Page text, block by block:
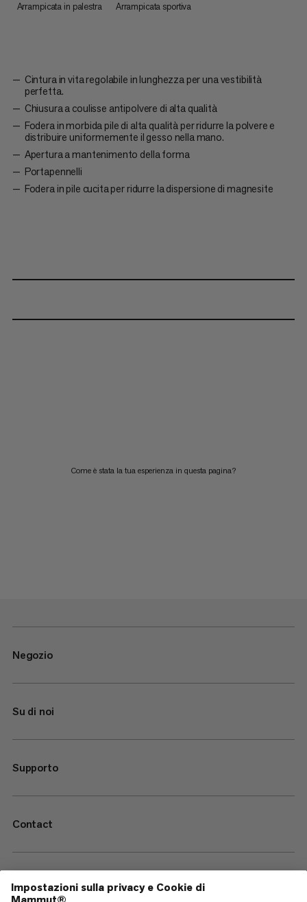
Arrampicata in palestra Arrampicata sportiva
Cintura in vita regolabile in lunghezza per una vestibilità
perfetta.
Chiusura a coulisse antipolvere di alta qualità
Fodera in morbida pile di alta qualità per ridurre la polvere e
distribuire uniformemente il gesso nella mano.
Apertura a mantenimento della forma
Portapennelli
Fodera in pile cucita per ridurre la dispersione di magnesite
Come è stata la tua esperienza in questa pagina?
Negozio
Su di noi
Supporto
Contact